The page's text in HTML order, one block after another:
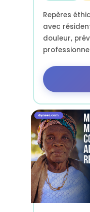
Repères
avec
douleur,